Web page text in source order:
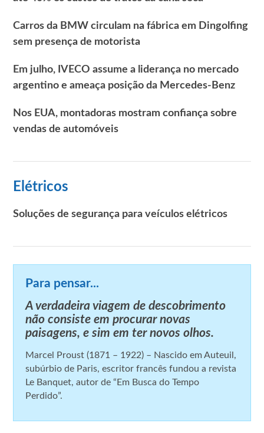
Carros da BMW circulam na fábrica em Dingolfing
sem presença de motorista
Em julho, IVECO assume a liderança no mercado
argentino e ameaça posição da Mercedes-Benz
Nos EUA, montadoras mostram confiança sobre
vendas de automóveis
Elétricos
Soluções de segurança para veículos elétricos
Para pensar...
A verdadeira viagem de descobrimento
não consiste em procurar novas
paisagens, e sim em ter novos olhos.
Marcel Proust (1871 – 1922) – Nascido em Auteuil,
subúrbio de Paris, escritor francês fundou a revista
Le Banquet, autor de “Em Busca do Tempo
Perdido”.